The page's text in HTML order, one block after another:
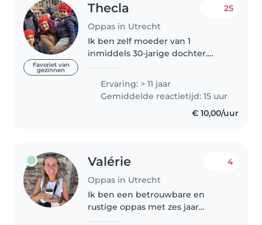
Favoriet van
gezinnen
Thecla
Oppas in Utrecht
25
Ik ben zelf moeder van 1
inmiddels 30-jarige dochter.
gastmoeder geweest voor
andere kleine kinderen. Ook
heb jarenlang na school
middagen 'speelgoed maken'..
Ervaring: > 11 jaar
Gemiddelde reactietijd: 15 uur
€ 10,00/uur
Valérie
Oppas in Utrecht
4
Ik ben een betrouwbare en
rustige oppas met zes jaar